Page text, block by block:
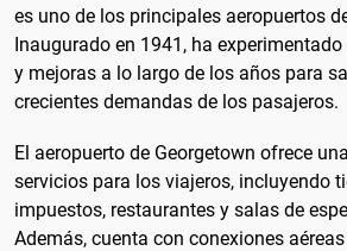
es uno de los principales aeropuertos
Inaugurado en 1941, ha
y mejoras a lo largo de los años para
crecientes demandas de los pasajeros.
El aeropuerto de Georgetown ofrece
servicios para los viajeros, incluyendo
impuestos, restaurantes y salas de
Además, cuenta con conexiones